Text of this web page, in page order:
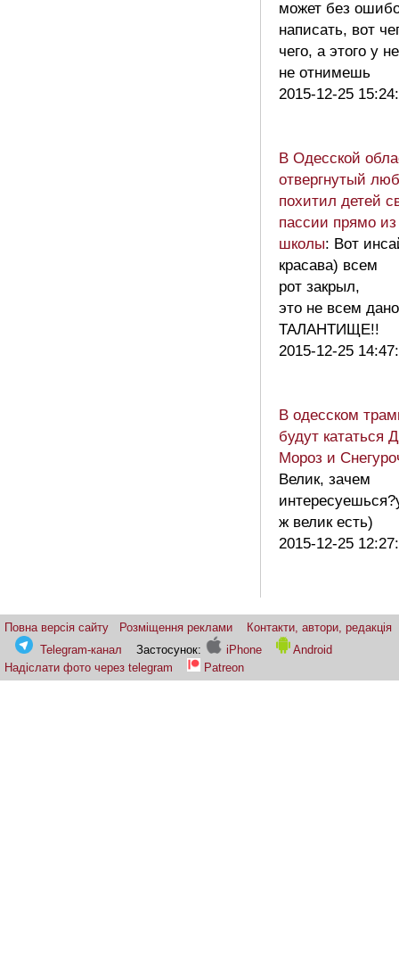
может без
написать, вот
чего, а этого у
не отнимешь
2015-12-25
В Одесской
отвергнутый
похитил детей
пассии прямо из
школы: Вот
красава) всем
рот закрыл,
это не всем
ТАЛАНТИЩЕ!!
2015-12-25
В одесском
будут кататься
Мороз и
Велик, зачем
ж велик есть)
2015-12-25
Повна версія сайту Розміщення реклами
Контакти, автори, редакція
Telegram-канал
Застосунок: iPhone
Android
Надіслати фото через telegram
Patreon